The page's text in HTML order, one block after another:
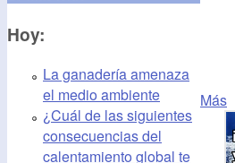
Hoy:
La ganadería amenaza
el medio ambiente
¿Cuál de las siguientes
consecuencias del
calentamiento global te
Más